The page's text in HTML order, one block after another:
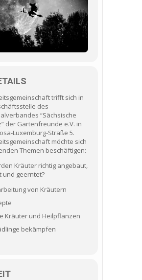
trifft sich in
des
“Sächsische
der Gartenfreunde e.V. in
Luxemburg-Straße 5.
möchte sich
Themen beschäftigen:
Kräuter richtig angebaut,
und geerntet?
von Kräutern
Kräuter und Heilpflanzen
bekämpfen